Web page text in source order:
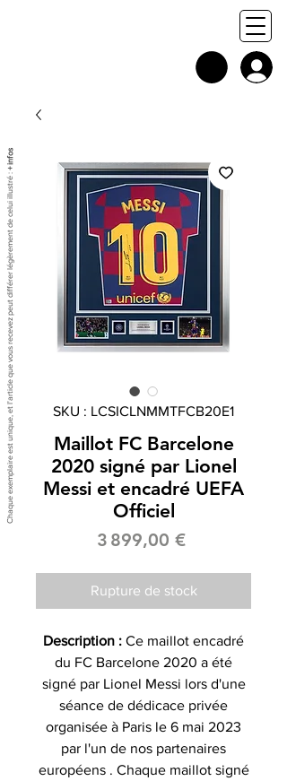
SKU : LCSICLNMMTFCB20E1
Maillot FC Barcelone
2020 signé par Lionel
Messi et encadré UEFA
Officiel
3 899,00 €Prix
Rupture de stock
Description : Ce maillot encadré
du FC Barcelone 2020 a été
signé par Lionel Messi lors d'une
séance de dédicace privée
organisée à Paris le 6 mai 2023
par l'un de nos partenaires
européens . Chaque maillot signé
Chaque exemplaire est unique, et l'article que vous recevez peut différer légèrement de celui illustré :
+ infos